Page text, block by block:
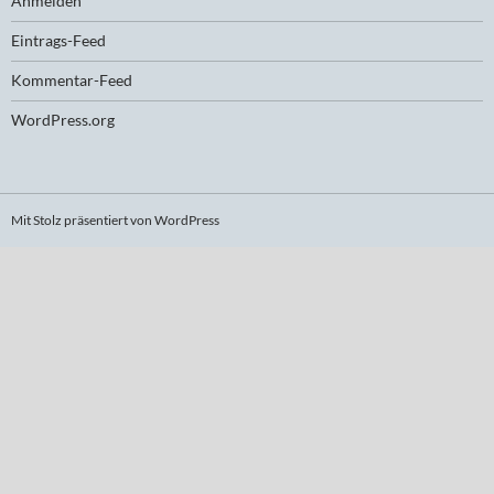
Eintrags-Feed
Kommentar-Feed
WordPress.org
Mit Stolz präsentiert von WordPress